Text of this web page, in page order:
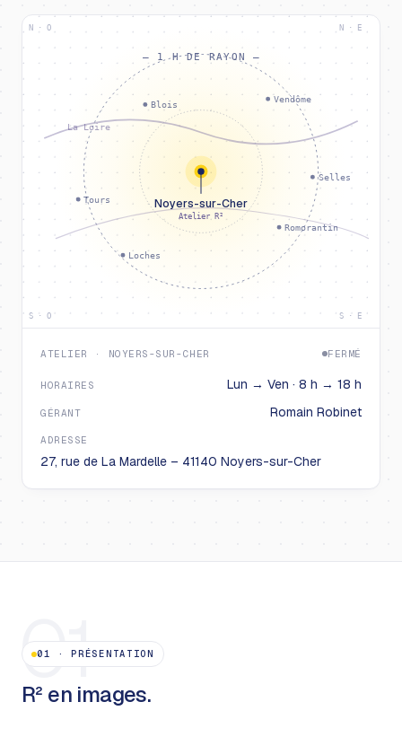
La Loire
Blois
Tours
Vendôme
Romorantin
Loches
Selles
Noyers-sur-Cher
Atelier R²
— 1 H DE RAYON —
N · O N · E
S · O S · E
ATELIER · NOYERS-SUR-CHER FERMÉ
HORAIRES Lun → Ven · 8 h → 18 h
GÉRANT Romain Robinet
ADRESSE
27, rue de La Mardelle – 41140 Noyers-sur-Cher
01
01 ·PRÉSENTATION
R² en images.